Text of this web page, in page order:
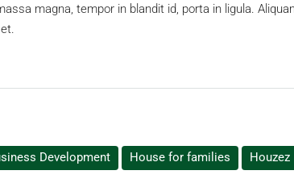
magna, tempor in blandit id, porta in ligula.
Development House for families Houzez